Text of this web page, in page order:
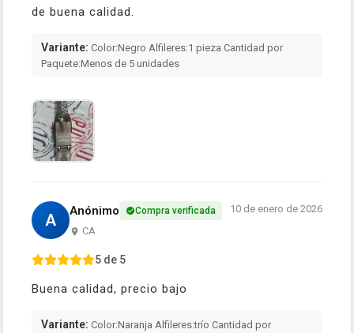
de buena calidad.
Variante: Color:Negro Alfileres:1 pieza Cantidad por
Paquete:Menos de 5 unidades
A Anónimo Compra verificada
CA
10 de enero de 2026
5 de 5
Buena calidad, precio bajo
Variante: Color:Naranja Alfileres:trío Cantidad por